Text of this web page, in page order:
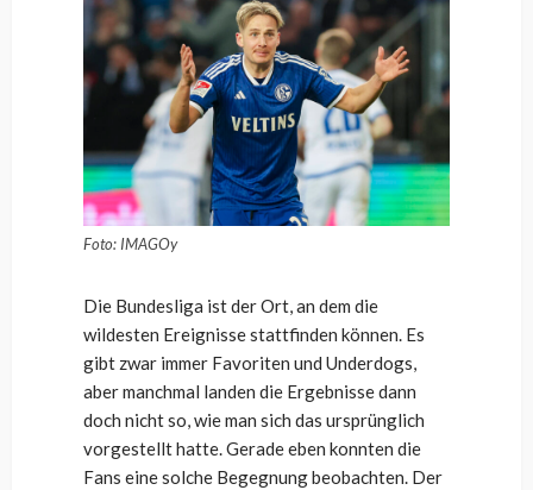
Foto: IMAGOy
Die Bundesliga ist der Ort, an dem die
wildesten Ereignisse stattfinden können. Es
gibt zwar immer Favoriten und Underdogs,
aber manchmal landen die Ergebnisse dann
doch nicht so, wie man sich das ursprünglich
vorgestellt hatte. Gerade eben konnten die
Fans eine solche Begegnung beobachten. Der